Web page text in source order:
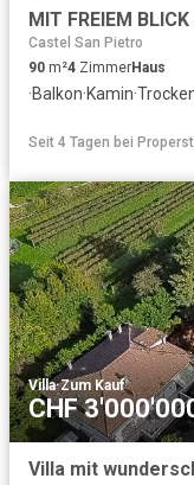
MIT FREIEM BLICK
Castel San Pietro
90 m²4 ZimmerHaus
·Balkon·Kamin·
Seit 4 Tagen bei
Villa·Zum Kauf
CHF
Villa mit